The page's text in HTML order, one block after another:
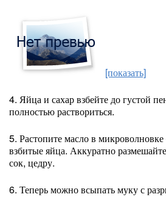
[показать]
4. Яйца и сахар взбейте до густой
полностью раствориться.
5. Растопите масло в
взбитые яйца. Аккуратно
сок, цедру.
6. Теперь можно всыпать муку с